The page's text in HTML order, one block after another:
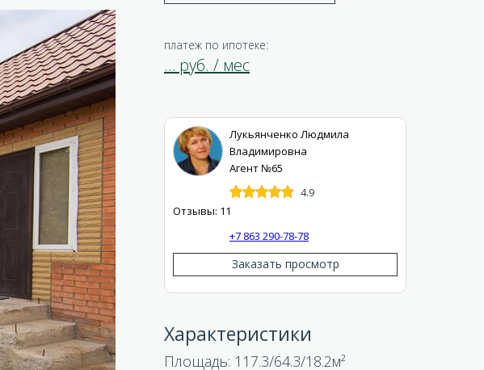
платеж по ипотеке:
… руб. / мес
Лукьянченко Людмила
Владимировна
Агент №65
4.9
Отзывы: 11
+7 863 290-78-78
Заказать просмотр
Характеристики
Площадь: 117.3/64.3/18.2